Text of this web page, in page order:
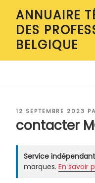
contenu
principal
ANNUAIRE
DES
BELGIQUE
PUBLIÉ
12 SEPTEMBRE 2023
contacter
Service
marques. En savoir